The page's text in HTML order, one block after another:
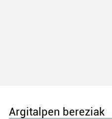
Argitalpen bereziak